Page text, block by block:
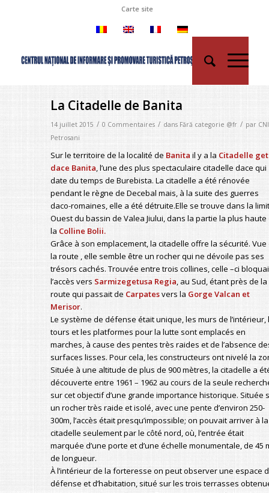
Carte site
La Citadelle de Banita
14 juillet 2015 / 0 Commentaires / dans Fără categorie @fr / par
Petrosani
Sur le territoire de la localité de Banita il y a la Citadelle
dace Banita, l’une des plus spectaculaire citadelle dace qui
date du temps de Burebista. La citadelle a été rénovée
pendant le règne de Decebal mais, à la suite des guerres
daco-romaines, elle a été détruite.Elle se trouve dans la
Ouest du bassin de Valea Jiului, dans la partie la plus haute
la Colline Bolii.
Grâce à son emplacement, la citadelle offre la sécurité. Vue
la route , elle semble être un rocher qui ne dévoile pas ses
trésors cachés. Trouvée entre trois collines, celle –ci
l’accès vers Sarmizegetusa Regia, au Sud, étant près de la
route qui passait de Carpatesvers la Gorge Valcan et
Merisor.
Le système de défense était unique, les murs de l’intérieur,
tours et les platformes pour la lutte sont emplacés en
marches, à cause des pentes très raides et de l’absence
surfaces lisses. Pour cela, les constructeurs ont nivelé la
Située à une altitude de plus de 900 mètres, la citadelle a
découverte entre 1961 – 1962 au cours de la seule
sur cet objectif d’une grande importance historique. Située
un rocher très raide et isolé, avec une pente d’environ 250-
300m, l’accès était presqu’impossible; on pouvait arriver à la
citadelle seulement par le côté nord, où, l’entrée était
marquée d’une porte et d’une échelle monumentale, de 45
de longueur.
À l’intérieur de la forteresse on peut observer une espace
défense et d’habitation, situé sur les trois terrasses